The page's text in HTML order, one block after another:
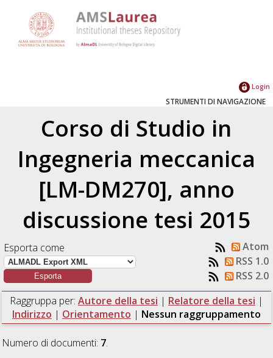
Login
STRUMENTI DI NAVIGAZIONE
Corso di Studio in
Ingegneria meccanica
[LM-DM270], anno
discussione tesi 2015
Esporta come
Atom
RSS 1.0
RSS 2.0
Raggruppa per: Autore della tesi | Relatore della tesi |
Indirizzo | Orientamento | Nessun raggruppamento
Numero di documenti: 7.